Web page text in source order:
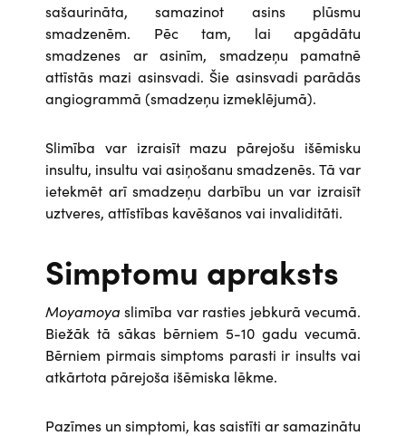
sašaurināta, samazinot asins plūsmu
smadzenēm. Pēc tam, lai apgādātu
smadzenes ar asinīm, smadzeņu pamatnē
attīstās mazi asinsvadi. Šie asinsvadi parādās
angiogrammā (smadzeņu izmeklējumā).
Slimība var izraisīt mazu pārejošu išēmisku
insultu, insultu vai asiņošanu smadzenēs. Tā var
ietekmēt arī smadzeņu darbību un var izraisīt
uztveres, attīstības kavēšanos vai invaliditāti.
Simptomu apraksts
Moyamoya slimība var rasties jebkurā vecumā.
Biežāk tā sākas bērniem 5-10 gadu vecumā.
Bērniem pirmais simptoms parasti ir insults vai
atkārtota pārejoša išēmiska lēkme.
Pazīmes un simptomi, kas saistīti ar samazinātu